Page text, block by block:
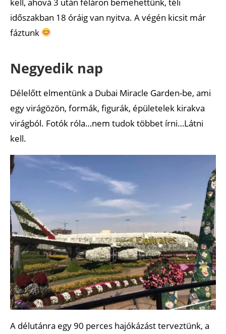
időszakban 18 óráig van nyitva. A végén kicsit már
fáztunk
Negyedik nap
Délelőtt elmentünk a Dubai Miracle Garden-be, ami
egy virágözön, formák, figurák, épületelek kirakva
virágból. Fotók róla…nem tudok többet írni…Látni
kell.
A délutánra egy 90 perces hajókázást terveztünk, a